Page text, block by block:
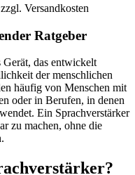
Versandkosten
Ratgeber
Gerät, das entwickelt
der menschlichen
häufig von Menschen mit
oder in Berufen, in denen
Ein Sprachverstärker
zu machen, ohne die